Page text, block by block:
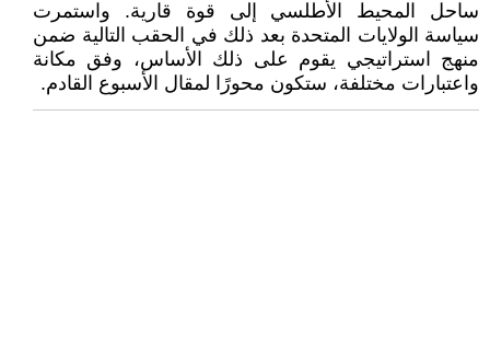
ساحل المحيط الأطلسي إلى قوة قارية. واستمرت
سياسة الولايات المتحدة بعد ذلك في الحقب التالية ضمن
منهج استراتيجي يقوم على ذلك الأساس، وفق مكانة
واعتبارات مختلفة، ستكون محورًا لمقال الأسبوع القادم.